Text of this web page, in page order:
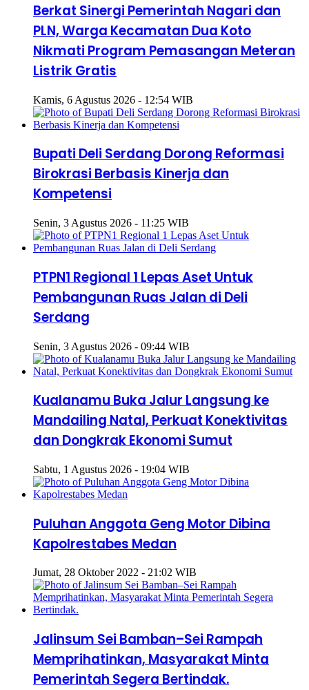
Berkat Sinergi Pemerintah Nagari dan
PLN, Warga Kecamatan Dua Koto
Nikmati Program Pemasangan Meteran
Listrik Gratis
Kamis, 6 Agustus 2026 - 12:54 WIB
Bupati Deli Serdang Dorong Reformasi
Birokrasi Berbasis Kinerja dan
Kompetensi
Senin, 3 Agustus 2026 - 11:25 WIB
PTPN1 Regional 1 Lepas Aset Untuk
Pembangunan Ruas Jalan di Deli
Serdang
Senin, 3 Agustus 2026 - 09:44 WIB
Kualanamu Buka Jalur Langsung ke
Mandailing Natal, Perkuat Konektivitas
dan Dongkrak Ekonomi Sumut
Sabtu, 1 Agustus 2026 - 19:04 WIB
Puluhan Anggota Geng Motor Dibina
Kapolrestabes Medan
Jumat, 28 Oktober 2022 - 21:02 WIB
Jalinsum Sei Bamban–Sei Rampah
Memprihatinkan, Masyarakat Minta
Pemerintah Segera Bertindak.